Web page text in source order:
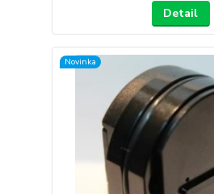
Detail
Novinka